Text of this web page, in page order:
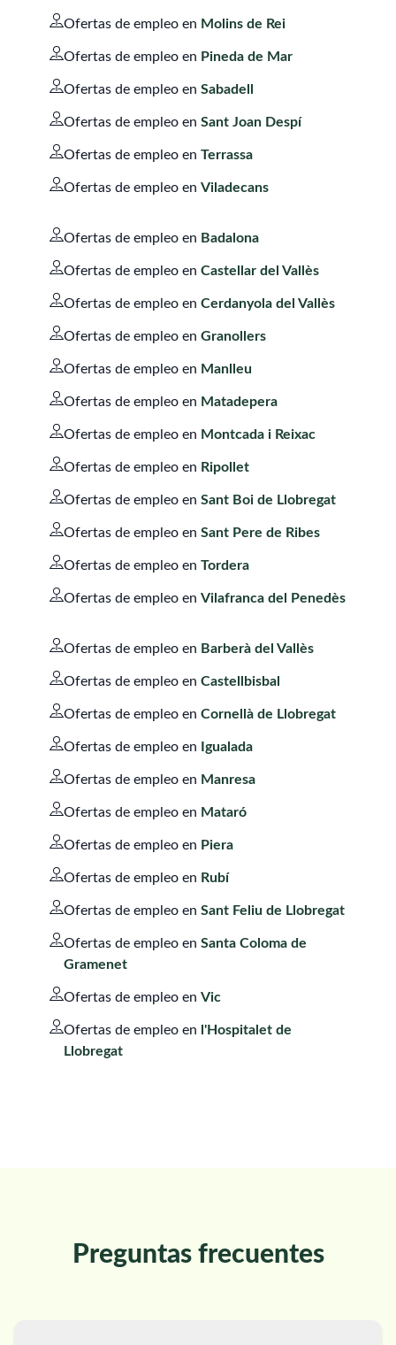
Ofertas de empleo en Molins de Rei
Ofertas de empleo en Pineda de Mar
Ofertas de empleo en Sabadell
Ofertas de empleo en Sant Joan Despí
Ofertas de empleo en Terrassa
Ofertas de empleo en Viladecans
Ofertas de empleo en Badalona
Ofertas de empleo en Castellar del Vallès
Ofertas de empleo en Cerdanyola del Vallès
Ofertas de empleo en Granollers
Ofertas de empleo en Manlleu
Ofertas de empleo en Matadepera
Ofertas de empleo en Montcada i Reixac
Ofertas de empleo en Ripollet
Ofertas de empleo en Sant Boi de Llobregat
Ofertas de empleo en Sant Pere de Ribes
Ofertas de empleo en Tordera
Ofertas de empleo en Vilafranca del Penedès
Ofertas de empleo en Barberà del Vallès
Ofertas de empleo en Castellbisbal
Ofertas de empleo en Cornellà de Llobregat
Ofertas de empleo en Igualada
Ofertas de empleo en Manresa
Ofertas de empleo en Mataró
Ofertas de empleo en Piera
Ofertas de empleo en Rubí
Ofertas de empleo en Sant Feliu de Llobregat
Ofertas de empleo en Santa Coloma de
Gramenet
Ofertas de empleo en Vic
Ofertas de empleo en l'Hospitalet de
Llobregat
Preguntas frecuentes